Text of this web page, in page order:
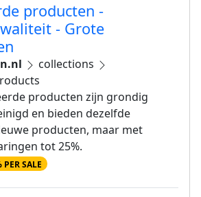
producten -
- Grote
collections
producten zijn grondig
en bieden dezelfde
producten, maar met
tot 25%.
PER SALE